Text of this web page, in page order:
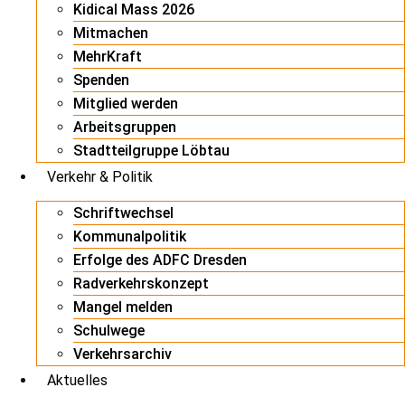
Kidical Mass 2026
Mitmachen
MehrKraft
Spenden
Mitglied werden
Arbeitsgruppen
Stadtteilgruppe Löbtau
Verkehr & Politik
Schriftwechsel
Kommunalpolitik
Erfolge des ADFC Dresden
Radverkehrskonzept
Mangel melden
Schulwege
Verkehrsarchiv
Aktuelles